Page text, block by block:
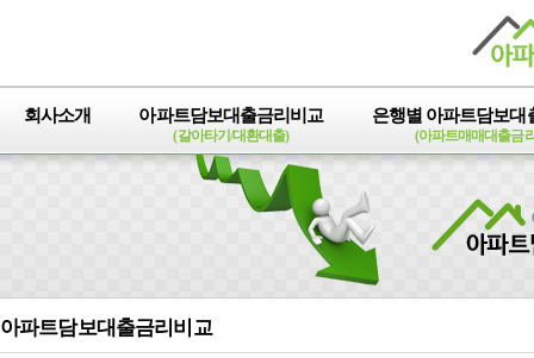
회사소개 아파트담보대출금리비교
(갈아타기/대환대출)
은행별 아파트담보대
(아파트매매대출금
아파트담보대출금리비교